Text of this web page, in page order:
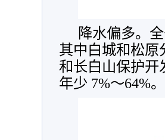
降水偏多。
其中白城和松原
和长白山保护开
年少 7%～64%。